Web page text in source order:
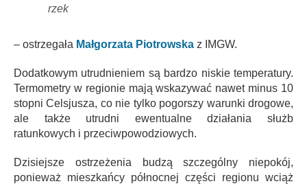
rzek
– ostrzegała Małgorzata Piotrowska z IMGW.
Dodatkowym utrudnieniem są bardzo niskie temperatury.
Termometry w regionie mają wskazywać nawet minus 10
stopni Celsjusza, co nie tylko pogorszy warunki drogowe,
ale także utrudni ewentualne działania służb
ratunkowych i przeciwpowodziowych.
Dzisiejsze ostrzeżenia budzą szczególny niepokój,
ponieważ mieszkańcy północnej części regionu wciąż